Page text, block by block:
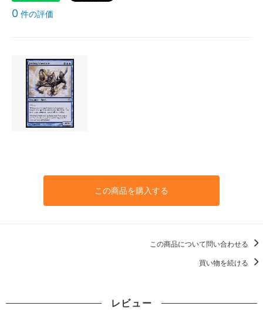
0 件の評価
この商品を購入する
この商品について問い合わせる
買い物を続ける
レビュー